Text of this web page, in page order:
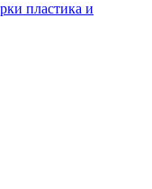
пластика и